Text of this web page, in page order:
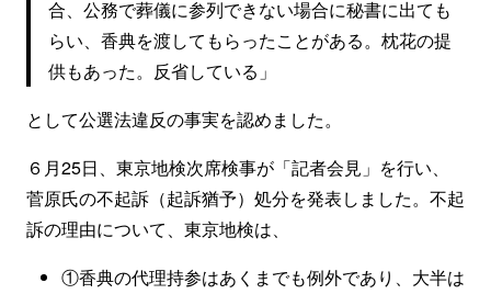
合、公務で葬儀に参列できない場合に秘書に出ても
らい、香典を渡してもらったことがある。枕花の提
供もあった。反省している」
として公選法違反の事実を認めました。
６月25日、東京地検次席検事が「記者会見」を行い、
菅原氏の不起訴（起訴猶予）処分を発表しました。不起
訴の理由について、東京地検は、
①香典の代理持参はあくまでも例外であり、大半は